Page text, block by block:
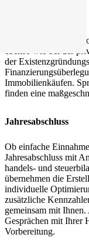
Wir unterstützen Sie
ebenso wie bei der
der
Immobilienkäufen.
finden eine
Jahresabschluss
Ob einfache
Jahresabschluss mit
handels- und
übernehmen die
individuelle
zusätzliche
gemeinsam mit
Gesprächen mit Ihrer
Vorbereitung.